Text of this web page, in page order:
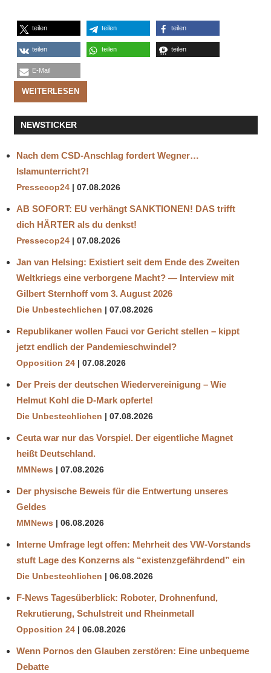
teilen teilen teilen
teilen teilen teilen
E-Mail
WEITERLESEN
NEWSTICKER
Nach dem CSD-Anschlag fordert Wegner…
Islamunterricht?!
Pressecop24 07.08.2026
AB SOFORT: EU verhängt SANKTIONEN! DAS trifft
dich HÄRTER als du denkst!
Pressecop24 07.08.2026
Jan van Helsing: Existiert seit dem Ende des Zweiten
Weltkriegs eine verborgene Macht? — Interview mit
Gilbert Sternhoff vom 3. August 2026
Die Unbestechlichen 07.08.2026
Republikaner wollen Fauci vor Gericht stellen – kippt
jetzt endlich der Pandemieschwindel?
Opposition 24 07.08.2026
Der Preis der deutschen Wiedervereinigung – Wie
Helmut Kohl die D‑Mark opferte!
Die Unbestechlichen 07.08.2026
Ceuta war nur das Vorspiel. Der eigentliche Magnet
heißt Deutschland.
MMNews 07.08.2026
Der physische Beweis für die Entwertung unseres
Geldes
MMNews 06.08.2026
Interne Umfrage legt offen: Mehrheit des VW-Vorstands
stuft Lage des Konzerns als “existenzgefährdend” ein
Die Unbestechlichen 06.08.2026
F-News Tagesüberblick: Roboter, Drohnenfund,
Rekrutierung, Schulstreit und Rheinmetall
Opposition 24 06.08.2026
Wenn Pornos den Glauben zerstören: Eine unbequeme
Debatte